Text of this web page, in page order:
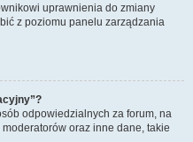
uprawnienia do zmiany
z poziomu panelu zarządzania
odpowiedzialnych za forum, na
oraz inne dane, takie